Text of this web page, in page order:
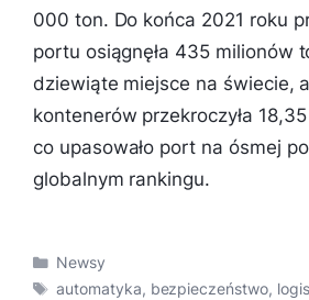
000 ton. Do końca 2021 roku
portu osiągnęła 435 milionów
dziewiąte miejsce na świecie,
kontenerów przekroczyła
co upasowało port na ósmej
globalnym rankingu.
Kategorie
Newsy
Tagi
automatyka, bezpieczeństwo,